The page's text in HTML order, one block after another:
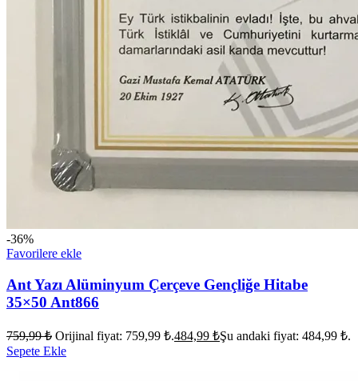
-36%
Favorilere ekle
Ant Yazı Alüminyum Çerçeve Gençliğe Hitabe
35×50 Ant866
759,99₺ Orijinal fiyat: 759,99 ₺.484,99 ₺Şu andaki fiyat: 484,99 ₺.
Sepete Ekle